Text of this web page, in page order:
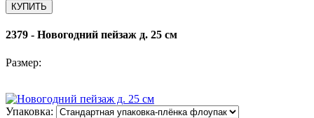
2379 - Новогодний пейзаж д. 25 см
Размер:
Упаковка: